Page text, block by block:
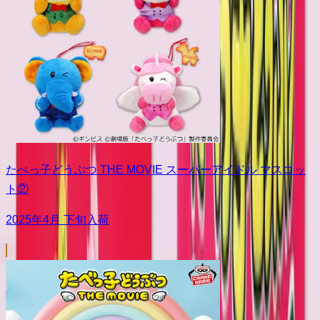
たべっ子どうぶつ THE MOVIE スーパーアイドル マスコッ
ト②
2025年4月 下旬入荷